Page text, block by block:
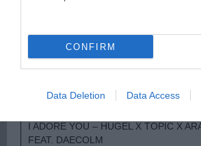
CONFIRM
Data Deletion Data Access
I ADORE YOU – HUGEL X TOPIC X
FEAT. DAECOLM